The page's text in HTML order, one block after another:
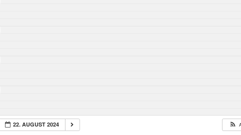
22. AUGUST 2024